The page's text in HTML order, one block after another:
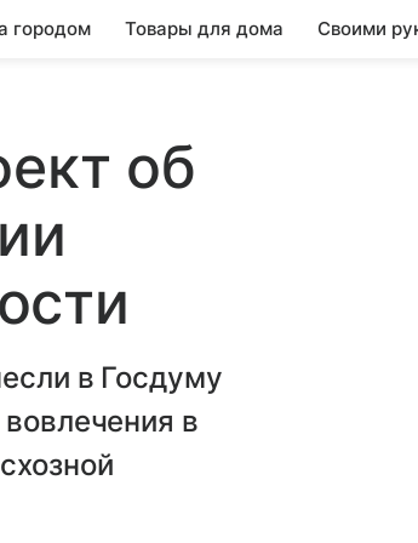
городом Товары для дома Своими
об
в Госдуму
в